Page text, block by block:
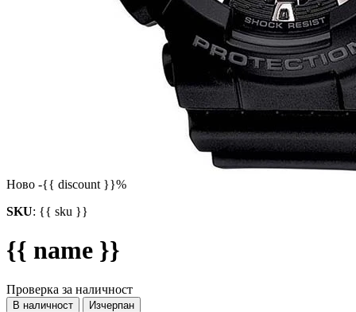
Ново -{{ discount }}%
SKU: {{ sku }}
{{ name }}
Проверка за наличност
В наличност Изчерпан